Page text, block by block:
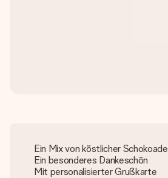
Ein Mix von köstlicher Schokoade
Ein besonderes Dankeschön
Mit personalisierter Grußkarte